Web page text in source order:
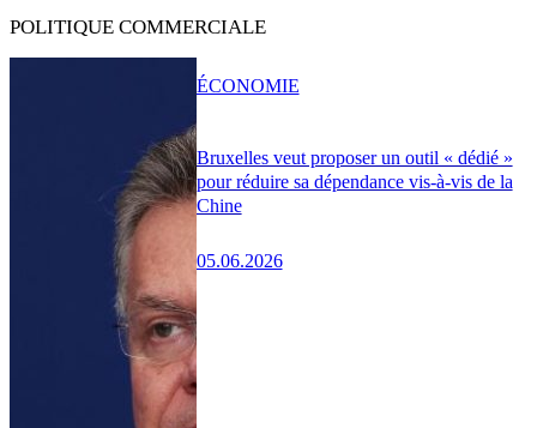
POLITIQUE COMMERCIALE
Bruxelles veut proposer un outil « dédié »
pour réduire sa dépendance vis-à-vis de la
Chine
05.06.2026
ÉCONOMIE